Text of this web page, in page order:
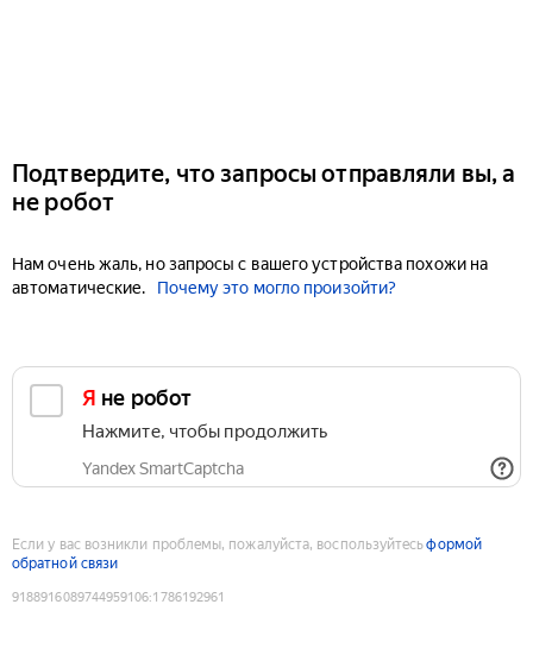
Подтвердите, что запросы отправляли вы, а
не робот
Нам очень жаль, но запросы с вашего устройства похожи на
автоматические.
Почему это могло произойти?
Я не робот
Нажмите, чтобы продолжить
Yandex SmartCaptcha
Если у вас возникли проблемы, пожалуйста, воспользуйтесьформой
обратной связи
9188916089744959106:1786192961